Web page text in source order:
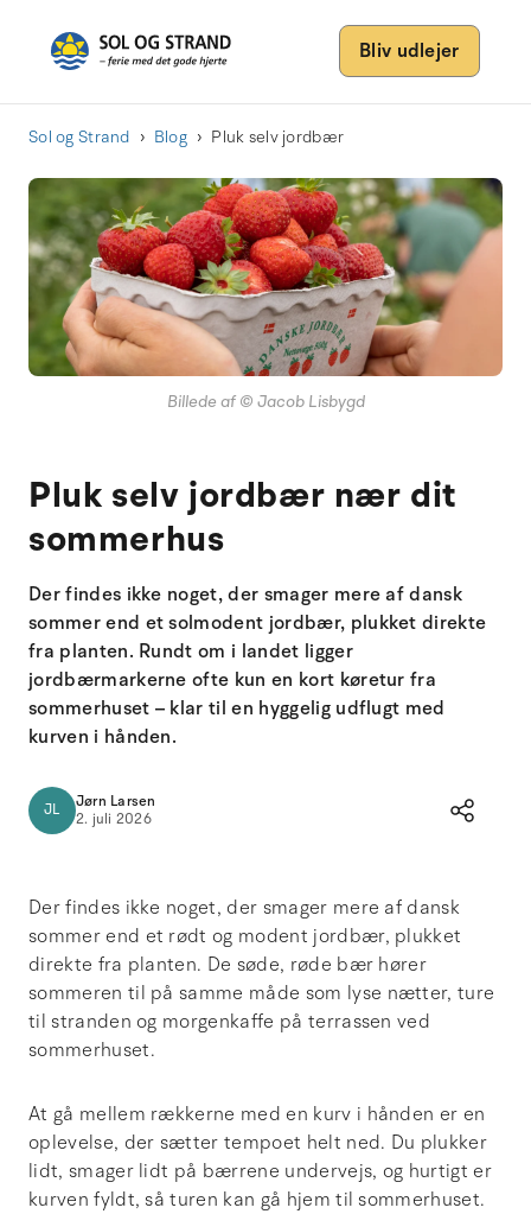
Bliv udlejer
Sol og Strand Blog Pluk selv jordbær
Billede af © Jacob Lisbygd
Pluk selv jordbær nær dit
sommerhus
Der findes ikke noget, der smager mere af dansk
sommer end et solmodent jordbær, plukket direkte
fra planten. Rundt om i landet ligger
jordbærmarkerne ofte kun en kort køretur fra
sommerhuset – klar til en hyggelig udflugt med
kurven i hånden.
JL
Jørn Larsen
2. juli 2026
Der findes ikke noget, der smager mere af dansk
sommer end et rødt og modent jordbær, plukket
direkte fra planten. De søde, røde bær hører
sommeren til på samme måde som lyse nætter, ture
til stranden og morgenkaffe på terrassen ved
sommerhuset.
At gå mellem rækkerne med en kurv i hånden er en
oplevelse, der sætter tempoet helt ned. Du plukker
lidt, smager lidt på bærrene undervejs, og hurtigt er
kurven fyldt, så turen kan gå hjem til sommerhuset.